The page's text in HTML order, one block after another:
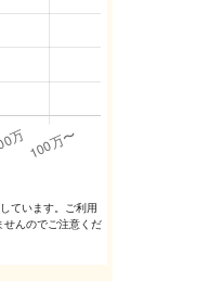
ています。ご利⽤
せんのでご注意くだ